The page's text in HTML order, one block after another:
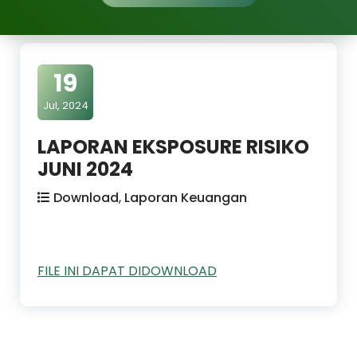
19
Jul, 2024
LAPORAN EKSPOSURE RISIKO
JUNI 2024
Download, Laporan Keuangan
FILE INI DAPAT DIDOWNLOAD